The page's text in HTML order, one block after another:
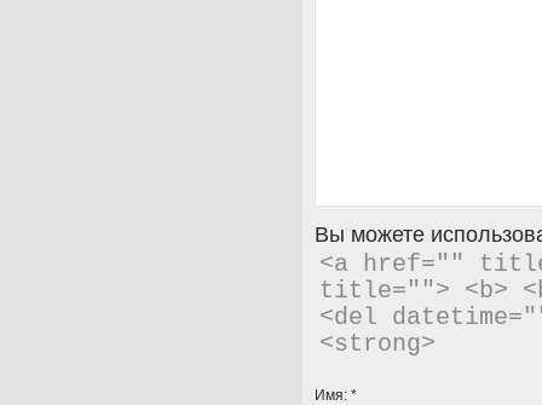
Вы можете
<a href=""
title=""> <b>
<del
<strong>
Имя: *